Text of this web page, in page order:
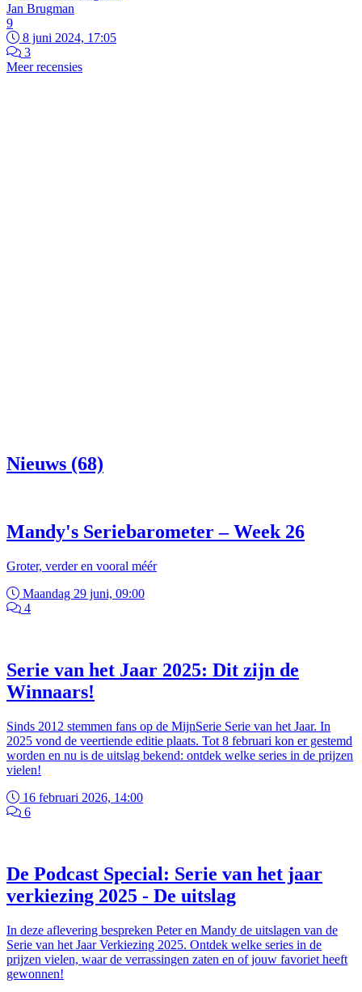
Jan Brugman
9
8 juni 2024, 17:05
3
Meer recensies
Nieuws (68)
Mandy's Seriebarometer – Week 26
Groter, verder en vooral méér
Maandag 29 juni, 09:00
4
Serie van het Jaar 2025: Dit zijn de
Winnaars!
Sinds 2012 stemmen fans op de MijnSerie Serie van het Jaar. In
2025 vond de veertiende editie plaats. Tot 8 februari kon er gestemd
worden en nu is de uitslag bekend: ontdek welke series in de prijzen
vielen!
16 februari 2026, 14:00
6
De Podcast Special: Serie van het jaar
verkiezing 2025 - De uitslag
In deze aflevering bespreken Peter en Mandy de uitslagen van de
Serie van het Jaar Verkiezing 2025. Ontdek welke series in de
prijzen vielen, waar de verrassingen zaten en of jouw favoriet heeft
gewonnen!